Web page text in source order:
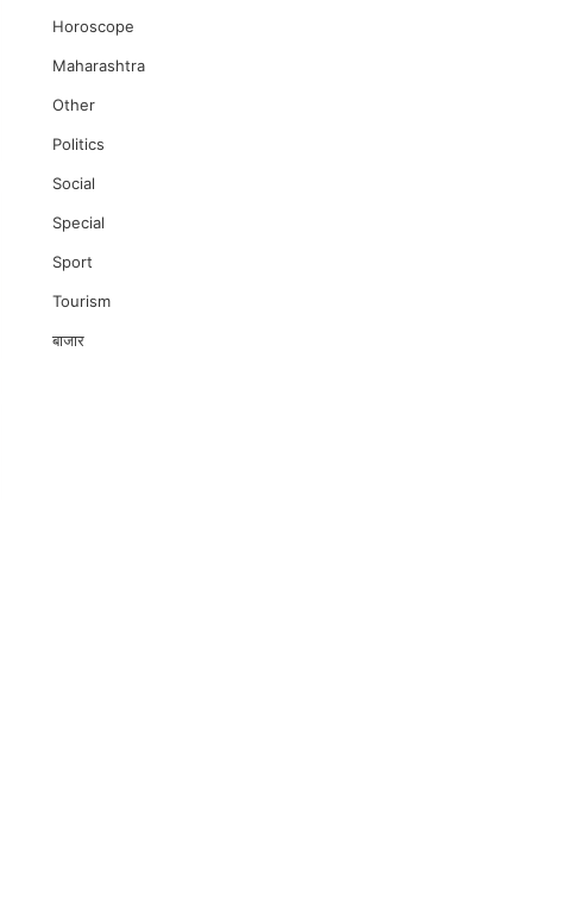
Horoscope
Maharashtra
Other
Politics
Social
Special
Sport
Tourism
बाजार